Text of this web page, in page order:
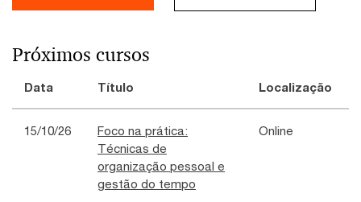
Próximos cursos
Data Título Localização
15/10/26
Foco na prática:
Técnicas de
organização pessoal e
gestão do tempo
Online